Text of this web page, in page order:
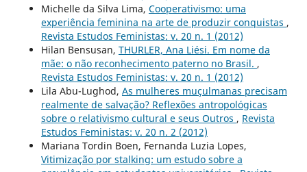
Michelle da Silva Lima, Cooperativismo: uma
experiência feminina na arte de produzir conquistas ,
Revista Estudos Feministas: v. 20 n. 1 (2012)
Hilan Bensusan, THURLER, Ana Liési. Em nome da
mãe: o não reconhecimento paterno no Brasil. ,
Revista Estudos Feministas: v. 20 n. 1 (2012)
Lila Abu-Lughod, As mulheres muçulmanas precisam
realmente de salvação? Reflexões antropológicas
sobre o relativismo cultural e seus Outros , Revista
Estudos Feministas: v. 20 n. 2 (2012)
Mariana Tordin Boen, Fernanda Luzia Lopes,
Vitimização por stalking: um estudo sobre a